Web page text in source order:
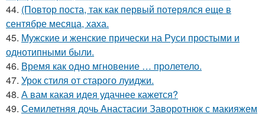
44. (Повтор поста, так как первый потерялся еще в
сентябре месяца, хаха.
45. Мужские и женские прически на Руси простыми и
однотипными были.
46. Время как одно мгновение … пролетело.
47. Урок стиля от старого луиджи.
48. А вам какая идея удачнее кажется?
49. Семилетняя дочь Анастасии Заворотнюк с макияжем